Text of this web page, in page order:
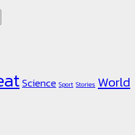
Science Sport Stories World